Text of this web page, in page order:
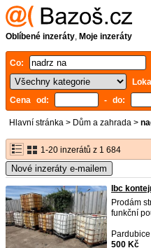
Oblíbené inzeráty, Moje inzeráty
Co:
Cena od:
- do:
Hlavní stránka > Dům a zahrada >
1-20 inzerátů z 1 684
Nové inzeráty e-mailem
Ibc
Prodám
funkční
500 Kč